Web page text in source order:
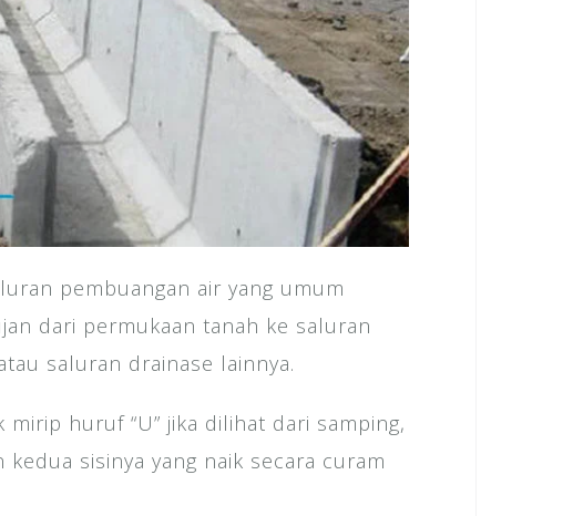
pembuangan air yang umum
dari permukaan tanah ke saluran
saluran drainase lainnya.
huruf “U” jika dilihat dari samping,
sisinya yang naik secara curam